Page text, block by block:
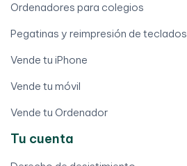
Ordenadores para colegios
Pegatinas y reimpresión de teclados
Vende tu iPhone
Vende tu móvil
Vende tu Ordenador
Tu cuenta